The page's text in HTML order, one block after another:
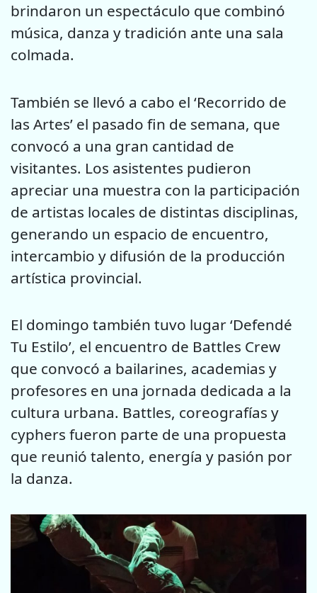
brindaron un espectáculo que combinó
música, danza y tradición ante una sala
colmada.
También se llevó a cabo el ‘Recorrido de
las Artes’ el pasado fin de semana, que
convocó a una gran cantidad de
visitantes. Los asistentes pudieron
apreciar una muestra con la participación
de artistas locales de distintas disciplinas,
generando un espacio de encuentro,
intercambio y difusión de la producción
artística provincial.
El domingo también tuvo lugar ‘Defendé
Tu Estilo’, el encuentro de Battles Crew
que convocó a bailarines, academias y
profesores en una jornada dedicada a la
cultura urbana. Battles, coreografías y
cyphers fueron parte de una propuesta
que reunió talento, energía y pasión por
la danza.